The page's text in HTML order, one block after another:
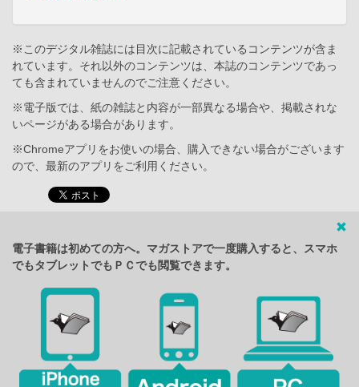
※このデジタル雑誌には目次に記載されているコンテンツが含ま
れています。それ以外のコンテンツは、本誌のコンテンツであっ
ても含まれていませんのでご注意ください。
※電子版では、紙の雑誌と内容が一部異なる場合や、掲載されな
いページがある場合があります。
※Chromeアプリをお使いの場合、購入できない場合がございます
ので、最新のアプリをご利用ください。
電子書籍は初めての方へ。マガストアで一度購入すると、スマホ
でもタブレットでもＰＣでも閲覧できます。